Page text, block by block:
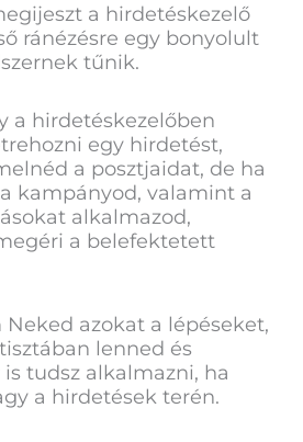
a hirdetéskezelő
ránézésre egy bonyolult
tűnik.
a hirdetéskezelőben
egy hirdetést,
a posztjaidat, de ha
kampányod, valamint a
alkalmazod,
a belefektetett
azokat a lépéseket,
lenned és
tudsz alkalmazni, ha
a hirdetések terén.